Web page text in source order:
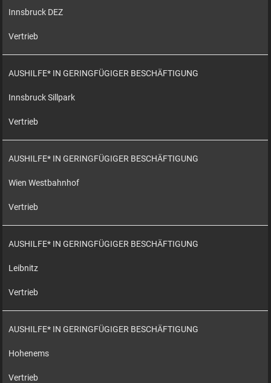
Innsbruck DEZ
Vertrieb
AUSHILFE* IN GERINGFÜGIGER BESCHÄFTIGUNG
Innsbruck Sillpark
Vertrieb
AUSHILFE* IN GERINGFÜGIGER BESCHÄFTIGUNG
Wien Westbahnhof
Vertrieb
AUSHILFE* IN GERINGFÜGIGER BESCHÄFTIGUNG
Leibnitz
Vertrieb
AUSHILFE* IN GERINGFÜGIGER BESCHÄFTIGUNG
Hohenems
Vertrieb